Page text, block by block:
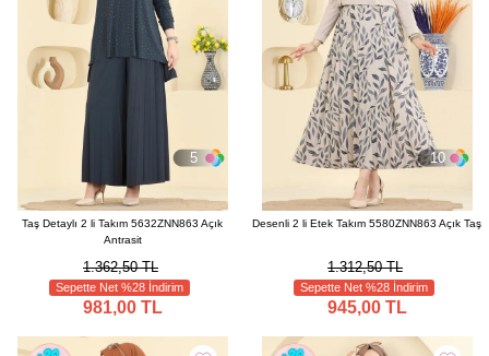
5
Taş Detaylı 2 li Takım 5632ZNN863 Açık
Antrasit
1.362,50 TL
Sepette Net %28 İndirim
981,00 TL
10
Desenli 2 li Etek Takım 5580ZNN863 Açık Taş
1.312,50 TL
Sepette Net %28 İndirim
945,00 TL